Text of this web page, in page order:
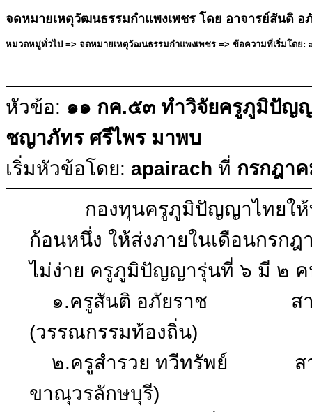
จดหมายเหตุวัฒนธรรมกำแพงเพชร โดย อาจารย์สันติ อ
หมวดหมู่ทั่วไป => จดหมายเหตุวัฒนธรรมกำแพงเพชร => ข้อความที่เริ่มโดย:
หัวข้อ: ๑๑ กค.๕๓ ทำวิจัยครูภูมิปัญ
ชญาภัทร ศรีไพร มาพบ
เริ่มหัวข้อโดย: apairach ที่ กรกฎาค
กองทุนครูภูมิปัญญาไทยให้ทุ
ก้อนหนึ่ง ให้ส่งภายในเดือนกรกฎ
ไม่ง่าย ครูภูมิปัญญารุ่นที่ ๖ มี ๒
๑.ครูสันติ อภัยราช สาขา
(วรรณกรรมท้องถิ่น)
๒.ครูสำรวย ทวีทรัพย์ สาข
ขาณุวรลักษบุรี)